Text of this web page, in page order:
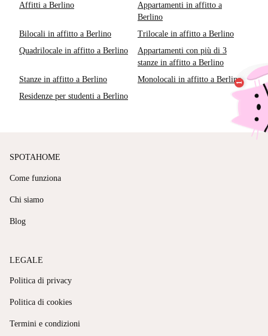
Affitti a Berlino
Appartamenti in affitto a
Berlino
Bilocali in affitto a Berlino
Trilocale in affitto a Berlino
Quadrilocale in affitto a Berlino
Appartamenti con più di 3
stanze in affitto a Berlino
Stanze in affitto a Berlino
Monolocali in affitto a Berlino
Residenze per studenti a Berlino
SPOTAHOME
Come funziona
Chi siamo
Blog
LEGALE
Politica di privacy
Politica di cookies
Termini e condizioni